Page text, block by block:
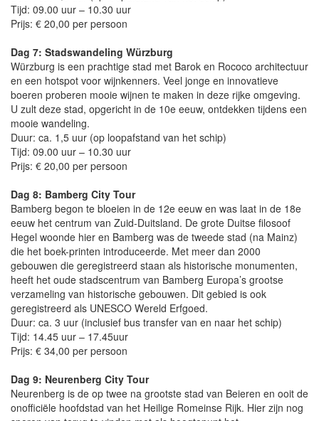
Tijd: 09.00 uur – 10.30 uur
Prijs: € 20,00 per persoon
Dag 7: Stadswandeling Würzburg
Würzburg is een prachtige stad met Barok en Rococo architectuur
en een hotspot voor wijnkenners. Veel jonge en innovatieve
boeren proberen mooie wijnen te maken in deze rijke omgeving.
U zult deze stad, opgericht in de 10e eeuw, ontdekken tijdens een
mooie wandeling.
Duur: ca. 1,5 uur (op loopafstand van het schip)
Tijd: 09.00 uur – 10.30 uur
Prijs: € 20,00 per persoon
Dag 8: Bamberg City Tour
Bamberg begon te bloeien in de 12e eeuw en was laat in de 18e
eeuw het centrum van Zuid-Duitsland. De grote Duitse filosoof
Hegel woonde hier en Bamberg was de tweede stad (na Mainz)
die het boek-printen introduceerde. Met meer dan 2000
gebouwen die geregistreerd staan als historische monumenten,
heeft het oude stadscentrum van Bamberg Europa’s grootse
verzameling van historische gebouwen. Dit gebied is ook
geregistreerd als UNESCO Wereld Erfgoed.
Duur: ca. 3 uur (inclusief bus transfer van en naar het schip)
Tijd: 14.45 uur – 17.45uur
Prijs: € 34,00 per persoon
Dag 9: Neurenberg City Tour
Neurenberg is de op twee na grootste stad van Beieren en ooit de
onofficiële hoofdstad van het Heilige Romeinse Rijk. Hier zijn nog